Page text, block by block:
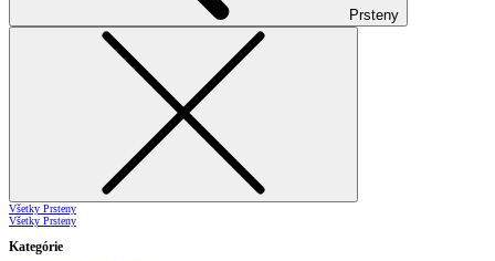
Prsteny
Všetky Prsteny
Všetky Prsteny
Kategórie